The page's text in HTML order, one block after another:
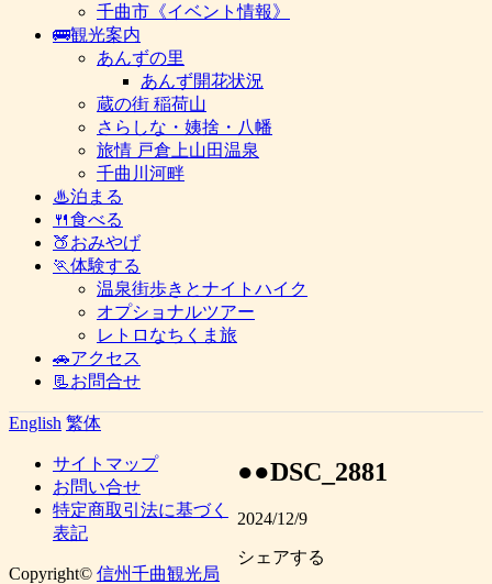
千曲市《イベント情報》
🚌観光案内
あんずの里
あんず開花状況
蔵の街 稲荷山
さらしな・姨捨・八幡
旅情 戸倉上山田温泉
千曲川河畔
♨泊まる
🍴食べる
🍑おみやげ
🏃体験する
温泉街歩きとナイトハイク
オプショナルツアー
レトロなちくま旅
🚗アクセス
📃お問合せ
English 繁体
●●DSC_2881
2024/12/9
シェアする
サイトマップ
お問い合せ
特定商取引法に基づく
表記
Copyright© 信州千曲観光局